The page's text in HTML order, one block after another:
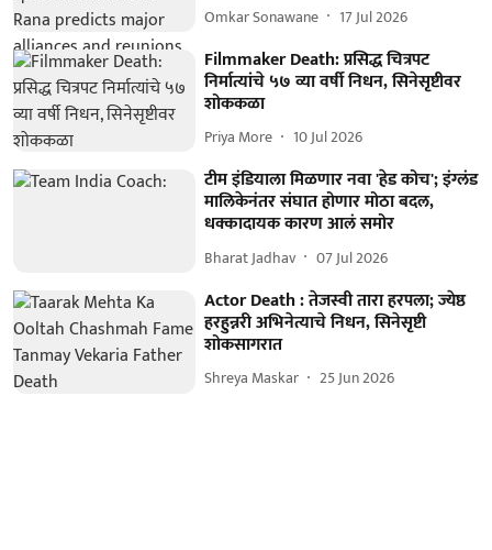
Omkar Sonawane 17 Jul 2026
Filmmaker Death: प्रसिद्ध चित्रपट
निर्मात्यांचे ५७ व्या वर्षी निधन, सिनेसृष्टीवर
शोककळा
Priya More 10 Jul 2026
टीम इंडियाला मिळणार नवा 'हेड कोच'; इंग्लंड
मालिकेनंतर संघात होणार मोठा बदल,
धक्कादायक कारण आलं समोर
Bharat Jadhav 07 Jul 2026
Actor Death : तेजस्वी तारा हरपला; ज्येष्ठ
हरहुन्नरी अभिनेत्याचे निधन, सिनेसृष्टी
शोकसागरात
Shreya Maskar 25 Jun 2026